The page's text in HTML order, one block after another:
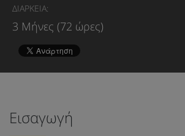
ΔΙΑΡΚΕΙΑ:
3 Μήνες (72 ώρες)
Εισαγωγή